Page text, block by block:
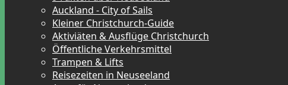
Auckland - City of Sails
Kleiner Christchurch-Guide
Aktiviäten & Ausflüge Christchurch
Öffentliche Verkehrsmittel
Trampen & Lifts
Reisezeiten in Neuseeland